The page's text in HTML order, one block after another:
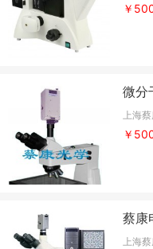
￥
微分
上海
￥
蔡康
上海